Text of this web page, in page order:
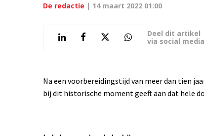
De redactie | 14 maart 2022 01:00
Deel dit artikel
via social media
Na een voorbereidingstijd van meer dan tien
bij dit historische moment geeft aan dat hele